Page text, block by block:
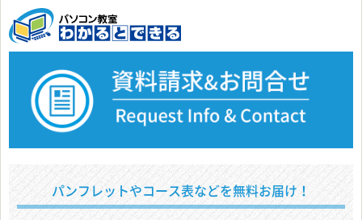
パンフレットやコース表などを無料お届け！